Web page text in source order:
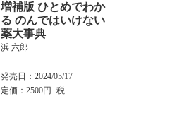
増補版 ひとめでわか
る のんではいけない
薬大事典
浜 六郎
発売日：2024/05/17
定価：2500円+税